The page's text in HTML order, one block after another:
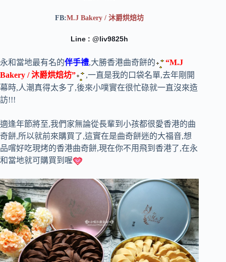
FB:M.J Bakery / 沐爵烘焙坊
Line : @liv9825h
永和當地最有名的伴手禮,大勝香港曲奇餅的
“M.J
Bakery / 沐爵烘焙坊”
,一直是我的口袋名單,去年剛開
幕時,人潮真得太多了,後來小噗實在很忙碌就一直沒來造
訪!!!
適逢年節將至,我們家無論從長輩到小孩都很愛香港的曲
奇餅,所以就前來購買了,這實在是曲奇餅迷的大福音,想
品嚐好吃現烤的香港曲奇餅,現在你不用飛到香港了,在永
和當地就可購買到喔